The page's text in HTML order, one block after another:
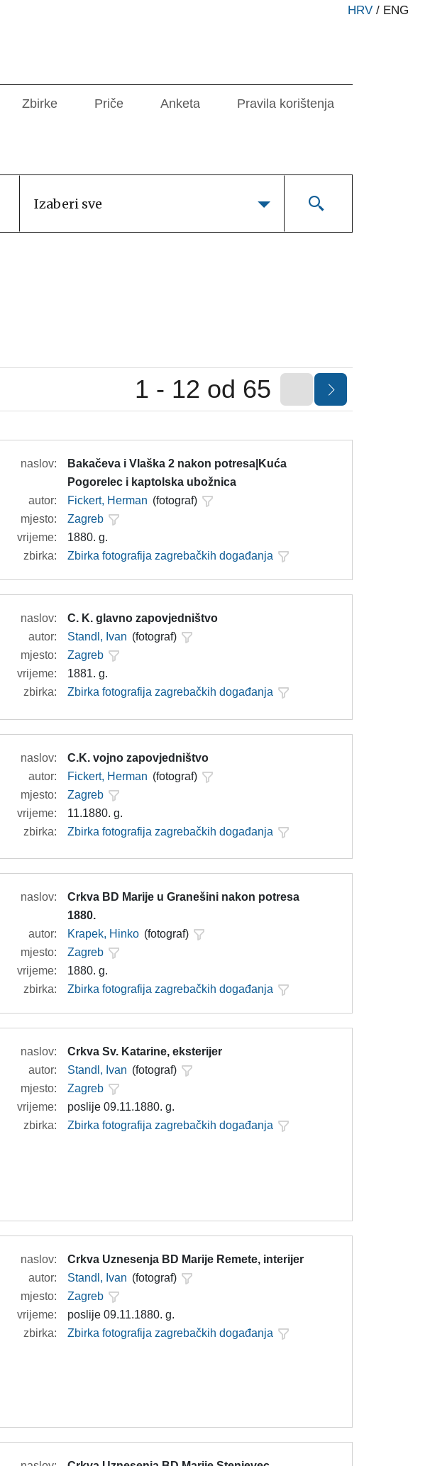
HRV / ENG
Zbirke Priče Anketa Pravila korištenja
Izaberi sve
1 - 12 od 65
naslov:
Bakačeva i Vlaška 2 nakon potresa|Kuća
Pogorelec i kaptolska ubožnica
autor:
Fickert, Herman (fotograf)
mjesto:
Zagreb
vrijeme:
1880. g.
zbirka:
Zbirka fotografija zagrebačkih događanja
naslov:
C. K. glavno zapovjedništvo
autor:
Standl, Ivan (fotograf)
mjesto:
Zagreb
vrijeme:
1881. g.
zbirka:
Zbirka fotografija zagrebačkih događanja
naslov:
C.K. vojno zapovjedništvo
autor:
Fickert, Herman (fotograf)
mjesto:
Zagreb
vrijeme:
11.1880. g.
zbirka:
Zbirka fotografija zagrebačkih događanja
naslov:
Crkva BD Marije u Granešini nakon potresa
1880.
autor:
Krapek, Hinko (fotograf)
mjesto:
Zagreb
vrijeme:
1880. g.
zbirka:
Zbirka fotografija zagrebačkih događanja
naslov:
Crkva Sv. Katarine, eksterijer
autor:
Standl, Ivan (fotograf)
mjesto:
Zagreb
vrijeme:
poslije 09.11.1880. g.
zbirka:
Zbirka fotografija zagrebačkih događanja
naslov:
Crkva Uznesenja BD Marije Remete, interijer
autor:
Standl, Ivan (fotograf)
mjesto:
Zagreb
vrijeme:
poslije 09.11.1880. g.
zbirka:
Zbirka fotografija zagrebačkih događanja